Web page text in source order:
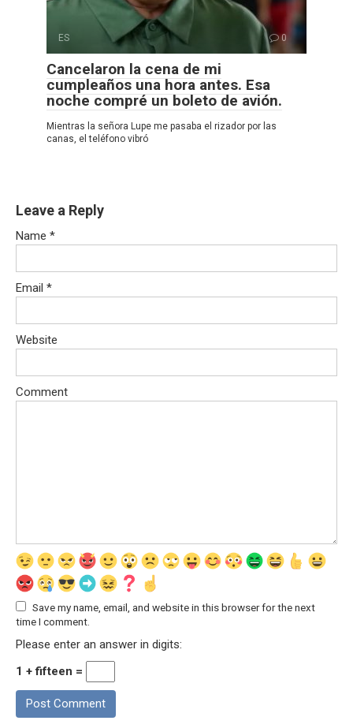
ES 0
Cancelaron la cena de mi
cumpleaños una hora antes. Esa
noche compré un boleto de avión.
Mientras la señora Lupe me pasaba el rizador por las
canas, el teléfono vibró
Leave a Reply
Name *
Email *
Website
Comment
Save my name, email, and website in this browser for the next
time I comment.
Please enter an answer in digits:
1 + fifteen =